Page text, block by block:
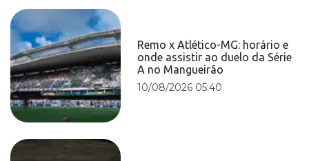
Remo x Atlético-MG: horário e
onde assistir ao duelo da Série
A no Mangueirão
10/08/2026 05:40